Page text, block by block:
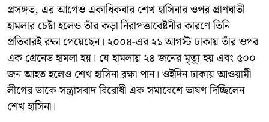
প্রসঙ্গত, এর আগেও একাধিকবার শেখ হাসিনার ওপর প্রাণঘাতী
হামলার চেষ্টা হলেও তাঁর কড়া নিরাপত্তাবেষ্টনীর কারণে তিনি
প্রতিবারই রক্ষা পেয়েছেন। ২০০৪-এর ২১ আগস্ট ঢাকায় তাঁর ওপর
এক গ্রেনেড হামলা হয়। যে হামলায় ২৪ জনের মৃত্যু হয় এবং ৫০০
জন আহত হলেও শেখ হাসিনা রক্ষা পান। ওইদিন ঢাকায় আওয়ামী
লীগের ডাকে সন্ত্রাসবাদ বিরোধী এক সমাবেশে ভাষণ দিচ্ছিলেন
শেখ হাসিনা।